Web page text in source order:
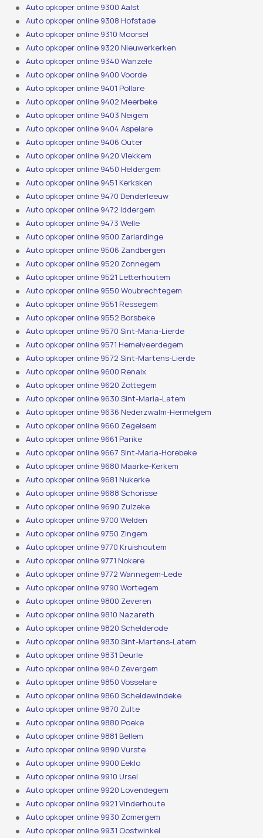
Auto opkoper online 9300 Aalst
Auto opkoper online 9308 Hofstade
Auto opkoper online 9310 Moorsel
Auto opkoper online 9320 Nieuwerkerken
Auto opkoper online 9340 Wanzele
Auto opkoper online 9400 Voorde
Auto opkoper online 9401 Pollare
Auto opkoper online 9402 Meerbeke
Auto opkoper online 9403 Neigem
Auto opkoper online 9404 Aspelare
Auto opkoper online 9406 Outer
Auto opkoper online 9420 Vlekkem
Auto opkoper online 9450 Heldergem
Auto opkoper online 9451 Kerksken
Auto opkoper online 9470 Denderleeuw
Auto opkoper online 9472 Iddergem
Auto opkoper online 9473 Welle
Auto opkoper online 9500 Zarlardinge
Auto opkoper online 9506 Zandbergen
Auto opkoper online 9520 Zonnegem
Auto opkoper online 9521 Letterhoutem
Auto opkoper online 9550 Woubrechtegem
Auto opkoper online 9551 Ressegem
Auto opkoper online 9552 Borsbeke
Auto opkoper online 9570 Sint-Maria-Lierde
Auto opkoper online 9571 Hemelveerdegem
Auto opkoper online 9572 Sint-Martens-Lierde
Auto opkoper online 9600 Renaix
Auto opkoper online 9620 Zottegem
Auto opkoper online 9630 Sint-Maria-Latem
Auto opkoper online 9636 Nederzwalm-Hermelgem
Auto opkoper online 9660 Zegelsem
Auto opkoper online 9661 Parike
Auto opkoper online 9667 Sint-Maria-Horebeke
Auto opkoper online 9680 Maarke-Kerkem
Auto opkoper online 9681 Nukerke
Auto opkoper online 9688 Schorisse
Auto opkoper online 9690 Zulzeke
Auto opkoper online 9700 Welden
Auto opkoper online 9750 Zingem
Auto opkoper online 9770 Kruishoutem
Auto opkoper online 9771 Nokere
Auto opkoper online 9772 Wannegem-Lede
Auto opkoper online 9790 Wortegem
Auto opkoper online 9800 Zeveren
Auto opkoper online 9810 Nazareth
Auto opkoper online 9820 Schelderode
Auto opkoper online 9830 Sint-Martens-Latem
Auto opkoper online 9831 Deurle
Auto opkoper online 9840 Zevergem
Auto opkoper online 9850 Vosselare
Auto opkoper online 9860 Scheldewindeke
Auto opkoper online 9870 Zulte
Auto opkoper online 9880 Poeke
Auto opkoper online 9881 Bellem
Auto opkoper online 9890 Vurste
Auto opkoper online 9900 Eeklo
Auto opkoper online 9910 Ursel
Auto opkoper online 9920 Lovendegem
Auto opkoper online 9921 Vinderhoute
Auto opkoper online 9930 Zomergem
Auto opkoper online 9931 Oostwinkel